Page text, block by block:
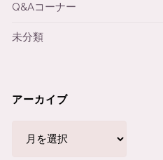
Q&Aコーナー
未分類
アーカイブ